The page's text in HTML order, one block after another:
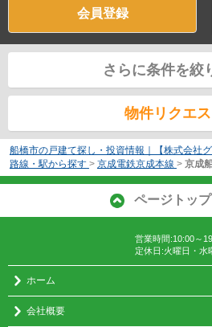
会員登録
さらに条件を絞
物件リクエス
船橋市の戸建て探し・投資情報｜【株式会社グ
路線・駅から探す > 京成電鉄京成本線 > 京成
ページトッ
営業時間:10:00～
定休日:火曜日・水
ホーム
会社概要